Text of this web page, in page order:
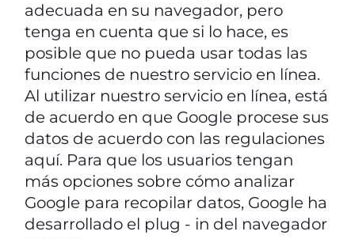
adecuada en su navegador, pero
tenga en cuenta que si lo hace, es
posible que no pueda usar todas las
funciones de nuestro servicio en línea.
Al utilizar nuestro servicio en línea, está
de acuerdo en que Google procese sus
datos de acuerdo con las regulaciones
aquí. Para que los usuarios tengan
más opciones sobre cómo analizar
Google para recopilar datos, Google ha
desarrollado el plug - in del navegador